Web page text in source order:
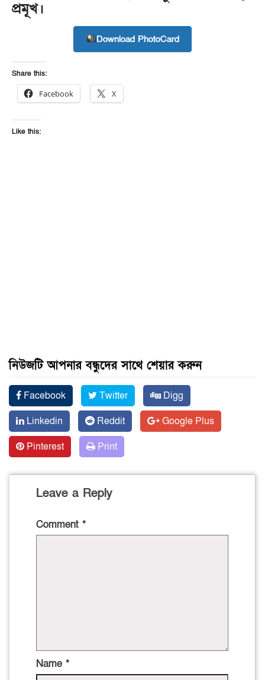
প্রমূখ।
Download PhotoCard
Share this:
Facebook X
Like this:
নিউজটি আপনার বন্ধুদের সাথে শেয়ার করুন
Facebook Twitter
Digg
Linkedin
Reddit
Google Plus
Pinterest
Print
Leave a Reply
Comment *
Name *